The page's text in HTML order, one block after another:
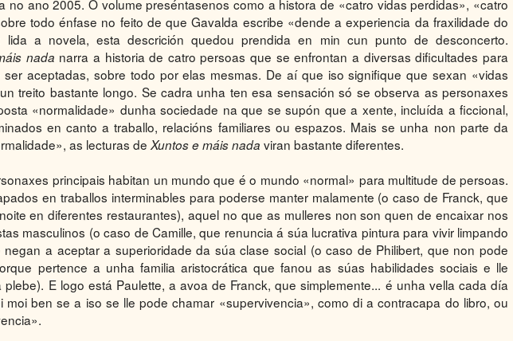
no ano 2005. O volume preséntasenos como a histora de «catro vidas perdidas», «catro
todo énfase no feito de que Gavalda escribe «dende a experiencia da fraxilidade do
a novela, esta descrición quedou prendida en min cun punto de desconcerto.
nada narra a historia de catro persoas que se enfrontan a diversas dificultades para
aceptadas, sobre todo por elas mesmas. De aí que iso signifique que sexan «vidas
treito bastante longo. Se cadra unha ten esa sensación só se observa as personaxes
«normalidade» dunha sociedade na que se supón que a xente, incluída a ficcional,
en canto a traballo, relacións familiares ou espazos. Mais se unha non parte da
as lecturas de Xuntos e máis nada viran bastante diferentes.
principais habitan un mundo que é o mundo «normal» para multitude de persoas.
en traballos interminables para poderse manter malamente (o caso de Franck, que
en diferentes restaurantes), aquel no que as mulleres non son quen de encaixar nos
masculinos (o caso de Camille, que renuncia á súa lucrativa pintura para vivir limpando
a aceptar a superioridade da súa clase social (o caso de Philibert, que non pode
pertence a unha familia aristocrática que fanou as súas habilidades sociais e lle
plebe). E logo está Paulette, a avoa de Franck, que simplemente... é unha vella cada día
moi ben se a iso se lle pode chamar «supervivencia», como di a contracapa do libro, ou